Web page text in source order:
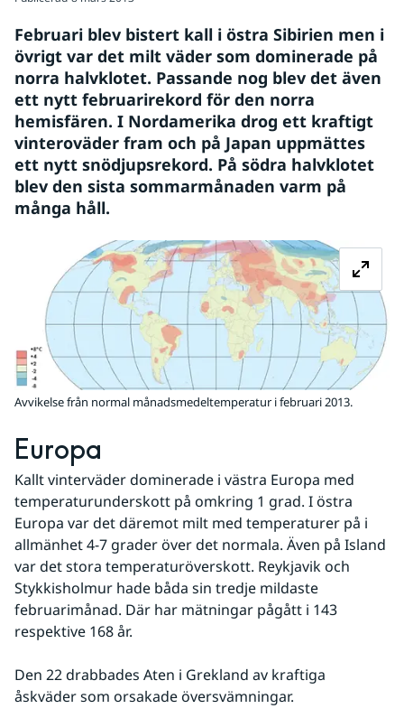
Februari blev bistert kall i östra Sibirien men i
övrigt var det milt väder som dominerade på
norra halvklotet. Passande nog blev det även
ett nytt februarirekord för den norra
hemisfären. I Nordamerika drog ett kraftigt
vinteroväder fram och på Japan uppmättes
ett nytt snödjupsrekord. På södra halvklotet
blev den sista sommarmånaden varm på
många håll.
Avvikelse från normal månadsmedeltemperatur i februari 2013.
Europa
Kallt vinterväder dominerade i västra Europa med
temperaturunderskott på omkring 1 grad. I östra
Europa var det däremot milt med temperaturer på i
allmänhet 4-7 grader över det normala. Även på Island
var det stora temperaturöverskott. Reykjavik och
Stykkisholmur hade båda sin tredje mildaste
februarimånad. Där har mätningar pågått i 143
respektive 168 år.
Den 22 drabbades Aten i Grekland av kraftiga
åskväder som orsakade översvämningar.